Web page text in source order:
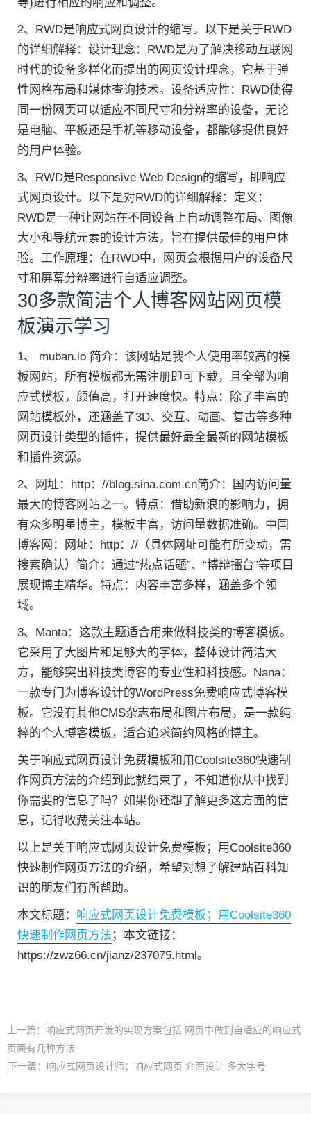
2、RWD是响应式网页设计的缩写。以下是关于RWD
的详细解释：设计理念：RWD是为了解决移动互联网
时代的设备多样化而提出的网页设计理念，它基于弹
性网格布局和媒体查询技术。设备适应性：RWD使得
同一份网页可以适应不同尺寸和分辨率的设备，无论
是电脑、平板还是手机等移动设备，都能够提供良好
的用户体验。
3、RWD是Responsive Web Design的缩写，即响应
式网页设计。以下是对RWD的详细解释：定义：
RWD是一种让网站在不同设备上自动调整布局、图像
大小和导航元素的设计方法，旨在提供最佳的用户体
验。工作原理：在RWD中，网页会根据用户的设备尺
寸和屏幕分辨率进行自适应调整。
30多款简洁个人博客网站网页模
板演示学习
1、 muban.io 简介：该网站是我个人使用率较高的模
板网站，所有模板都无需注册即可下载，且全部为响
应式模板，颜值高，打开速度快。特点：除了丰富的
网站模板外，还涵盖了3D、交互、动画、复古等多种
网页设计类型的插件，提供最好最全最新的网站模板
和插件资源。
2、网址：http：//blog.sina.com.cn简介：国内访问量
最大的博客网站之一。特点：借助新浪的影响力，拥
有众多明星博主，模板丰富，访问量数据准确。中国
博客网：网址：http：//（具体网址可能有所变动，需
搜索确认）简介：通过“热点话题”、“博辩擂台”等项目
展现博主精华。特点：内容丰富多样，涵盖多个领
域。
3、Manta：这款主题适合用来做科技类的博客模板。
它采用了大图片和足够大的字体，整体设计简洁大
方，能够突出科技类博客的专业性和科技感。Nana：
一款专门为博客设计的WordPress免费响应式博客模
板。它没有其他CMS杂志布局和图片布局，是一款纯
粹的个人博客模板，适合追求简约风格的博主。
关于响应式网页设计免费模板和用Coolsite360快速制
作网页方法的介绍到此就结束了，不知道你从中找到
你需要的信息了吗？如果你还想了解更多这方面的信
息，记得收藏关注本站。
以上是关于响应式网页设计免费模板；用Coolsite360
快速制作网页方法的介绍，希望对想了解建站百科知
识的朋友们有所帮助。
本文标题：
响应式网页设计免费模板；用Coolsite360
快速制作网页方法 ；本文链接：
https://zwz66.cn/jianz/237075.html。
上一篇： 响应式网页开发的实现方案包括 网页中做到自适应的响应式
页面有几种方法
下一篇： 响应式网页设计师；响应式网页 介面设计 多大字号